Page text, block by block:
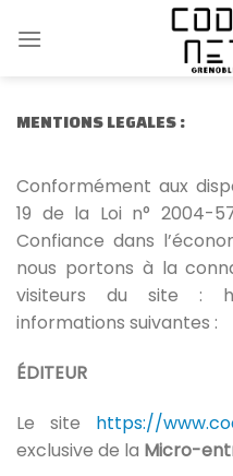
MENTIONS LEGALES :
Conformément aux
19 de la Loi n° 2004-
Confiance dans
nous portons à la
visiteurs du site :
informations suivantes :
ÉDITEUR
Le site https://
exclusive de la Micro-